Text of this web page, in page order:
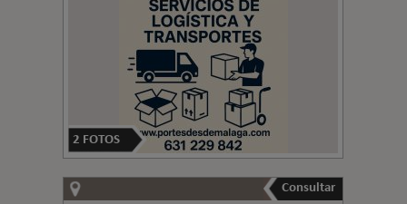
2 FOTOS
Consultar